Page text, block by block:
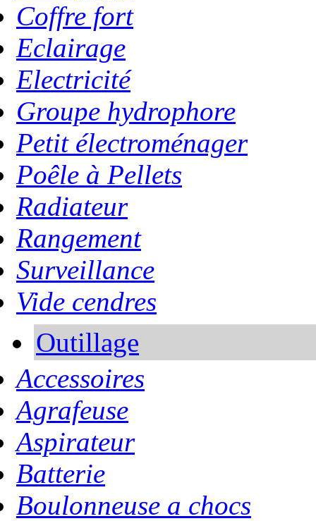
Coffre fort
Eclairage
Electricité
Groupe hydrophore
Petit électroménager
Poêle à Pellets
Radiateur
Rangement
Surveillance
Vide cendres
Outillage
Accessoires
Agrafeuse
Aspirateur
Batterie
Boulonneuse a chocs